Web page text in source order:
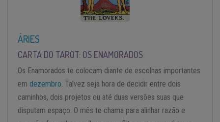
ÁRIES
CARTA DO TAROT: OS ENAMORADOS
Os Enamorados te colocam diante de escolhas importantes
em dezembro. Talvez seja hora de decidir entre dois
caminhos, dois projetos ou até duas versões suas que
disputam espaço. O mês te chama para alinhar razão e